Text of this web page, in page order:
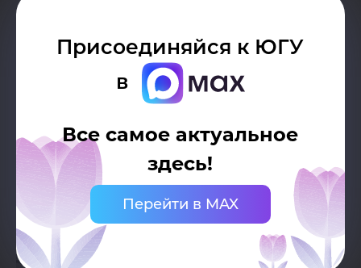
Присоединяйся к ЮГУ
в
Все самое актуальное
здесь!
Перейти в MAX